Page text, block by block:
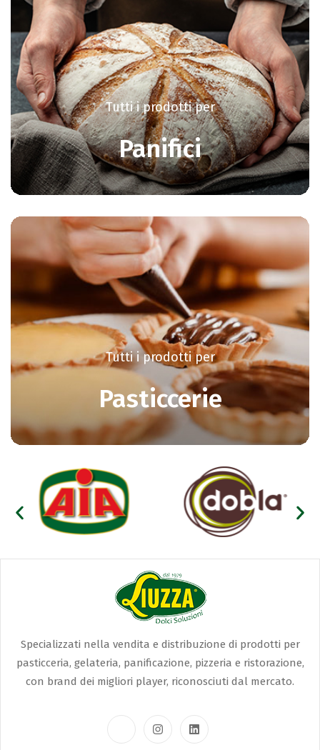
Tutti i prodotti per
Panifici
Tutti i prodotti per
Pasticcerie
Specializzati nella vendita e distribuzione di prodotti per
pasticceria, gelateria, panificazione, pizzeria e ristorazione,
con brand dei migliori player, riconosciuti dal mercato.